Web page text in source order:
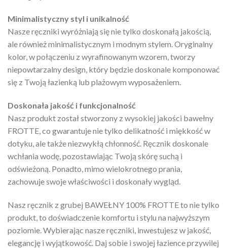
Minimalistyczny styl i unikalność
Nasze ręczniki wyróżniają się nie tylko doskonałą jakością,
ale również minimalistycznym i modnym stylem. Oryginalny
kolor, w połączeniu z wyrafinowanym wzorem, tworzy
niepowtarzalny design, który będzie doskonale komponować
się z Twoją łazienką lub plażowym wyposażeniem.
Doskonała jakość i funkcjonalność
Nasz produkt został stworzony z wysokiej jakości bawełny
FROTTE, co gwarantuje nie tylko delikatność i miękkość w
dotyku, ale także niezwykłą chłonność. Ręcznik doskonale
wchłania wodę, pozostawiając Twoją skórę suchą i
odświeżoną. Ponadto, mimo wielokrotnego prania,
zachowuje swoje właściwości i doskonały wygląd.
Nasz ręcznik z grubej BAWEŁNY 100% FROTTE to nie tylko
produkt, to doświadczenie komfortu i stylu na najwyższym
poziomie. Wybierając nasze ręczniki, inwestujesz w jakość,
elegancję i wyjątkowość. Daj sobie i swojej łazience przywilej